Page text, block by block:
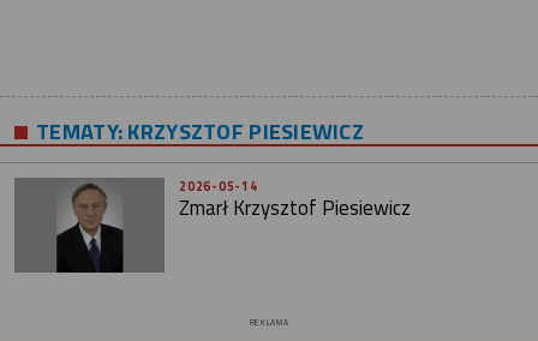
TEMATY:KRZYSZTOF PIESIEWICZ
2026-05-14
Zmarł Krzysztof Piesiewicz
REKLAMA